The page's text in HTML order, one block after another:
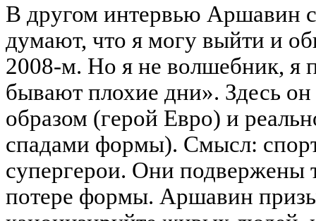
В другом интервью Аршавин
думают, что я могу выйти и
2008-м. Но я не волшебник, я
бывают плохие дни». Здесь
образом (герой Евро) и
спадами формы). Смысл:
супергерои. Они подвержены
потере формы. Аршавин